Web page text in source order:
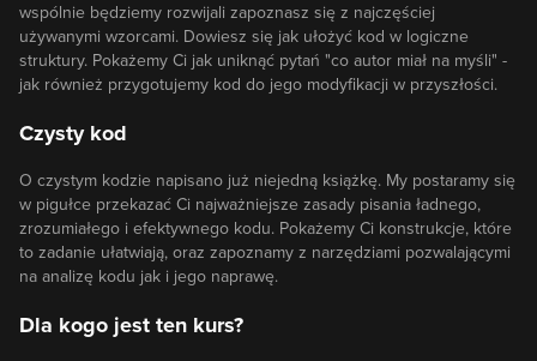
wspólnie będziemy rozwijali zapoznasz się z najczęściej
używanymi wzorcami. Dowiesz się jak ułożyć kod w logiczne
struktury. Pokażemy Ci jak uniknąć pytań "co autor miał na myśli" -
jak również przygotujemy kod do jego modyfikacji w przyszłości.
Czysty kod
O czystym kodzie napisano już niejedną książkę. My postaramy się
w pigułce przekazać Ci najważniejsze zasady pisania ładnego,
zrozumiałego i efektywnego kodu. Pokażemy Ci konstrukcje, które
to zadanie ułatwiają, oraz zapoznamy z narzędziami pozwalającymi
na analizę kodu jak i jego naprawę.
Dla kogo jest ten kurs?